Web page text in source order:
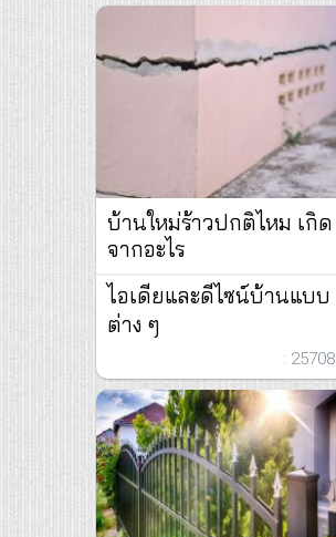
บ้านใหม่ร้าวปกติไหม เกิด
จากอะไร
ไอเดียและดีไซน์บ้านแบบ
ต่าง ๆ
: 25708